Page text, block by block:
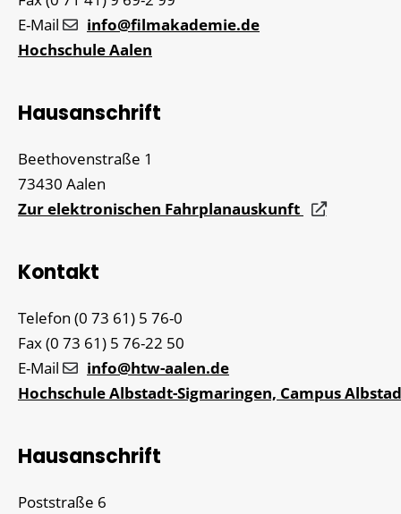
E-Mail
info@filmakademie.de
Hochschule Aalen
Hausanschrift
Beethovenstraße 1
73430 Aalen
Zur elektronischen Fahrplanauskunft
Kontakt
Telefon (0 73 61) 5 76-0
Fax(0 73 61) 5 76-22 50
E-Mail
info@htw-aalen.de
Hochschule Albstadt-Sigmaringen, Campus
Hausanschrift
Poststraße 6